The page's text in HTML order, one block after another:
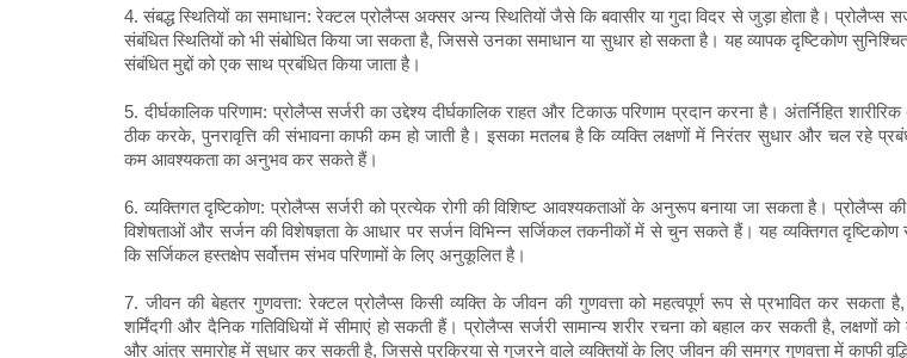
4. संबद्ध स्थितियों का समाधान: रेक्टल प्रोलैप्स अक्सर अन्य स्थितियों जैसे कि बवासीर या गुदा विदर से जुड़ा होता है। प्रोलैप्स
संबंधित स्थितियों को भी संबोधित किया जा सकता है, जिससे उनका समाधान या सुधार हो सकता है। यह व्यापक दृष्टिकोण
संबंधित मुद्दों को एक साथ प्रबंधित किया जाता है।
5. दीर्घकालिक परिणाम: प्रोलैप्स सर्जरी का उद्देश्य दीर्घकालिक राहत और टिकाऊ परिणाम प्रदान करना है। अंतर्निहित
ठीक करके, पुनरावृत्ति की संभावना काफी कम हो जाती है। इसका मतलब है कि व्यक्ति लक्षणों में निरंतर सुधार और चल रहे
कम आवश्यकता का अनुभव कर सकते हैं।
6. व्यक्तिगत दृष्टिकोण: प्रोलैप्स सर्जरी को प्रत्येक रोगी की विशिष्ट आवश्यकताओं के अनुरूप बनाया जा सकता है। प्रोलैप्स की
विशेषताओं और सर्जन की विशेषज्ञता के आधार पर सर्जन विभिन्न सर्जिकल तकनीकों में से चुन सकते हैं। यह व्यक्तिगत दृष्टिकोण
कि सर्जिकल हस्तक्षेप सर्वोत्तम संभव परिणामों के लिए अनुकूलित है।
7. जीवन की बेहतर गुणवत्ता: रेक्टल प्रोलैप्स किसी व्यक्ति के जीवन की गुणवत्ता को महत्वपूर्ण रूप से प्रभावित कर सकता
शर्मिंदगी और दैनिक गतिविधियों में सीमाएं हो सकती हैं। प्रोलैप्स सर्जरी सामान्य शरीर रचना को बहाल कर सकती है, लक्षणों
और आंत्र समारोह में सुधार कर सकती है, जिससे प्रक्रिया से गुजरने वाले व्यक्तियों के लिए जीवन की समग्र गुणवत्ता में काफी